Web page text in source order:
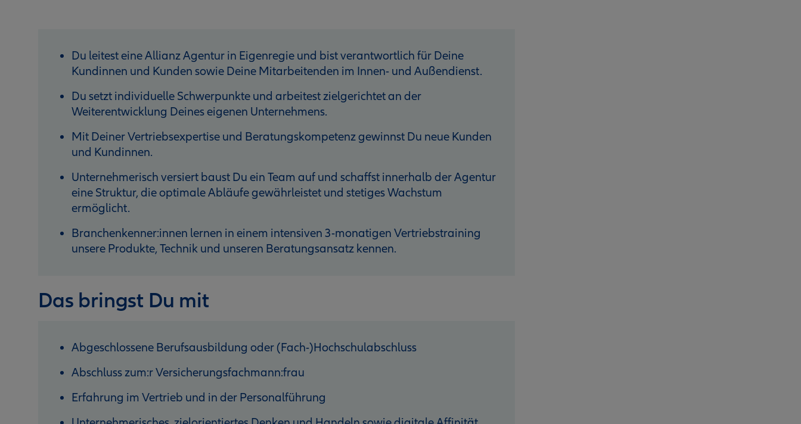
Du leitest eine Allianz Agentur in Eigenregie und bist verantwortlich für Deine
Kundinnen und Kunden sowie Deine Mitarbeitenden im Innen- und Außendienst.
Du setzt individuelle Schwerpunkte und arbeitest zielgerichtet an der
Weiterentwicklung Deines eigenen Unternehmens.
Mit Deiner Vertriebsexpertise und Beratungskompetenz gewinnst Du neue Kunden
und Kundinnen.
Unternehmerisch versiert baust Du ein Team auf und schaffst innerhalb der Agentur
eine Struktur, die optimale Abläufe gewährleistet und stetiges Wachstum
ermöglicht.
Branchenkenner:innen lernen in einem intensiven 3-monatigen Vertriebstraining
unsere Produkte, Technik und unseren Beratungsansatz kennen.
Das bringst Du mit
Abgeschlossene Berufsausbildung oder (Fach-)Hochschulabschluss
Abschluss zum:r Versicherungsfachmann:frau
Erfahrung im Vertrieb und in der Personalführung